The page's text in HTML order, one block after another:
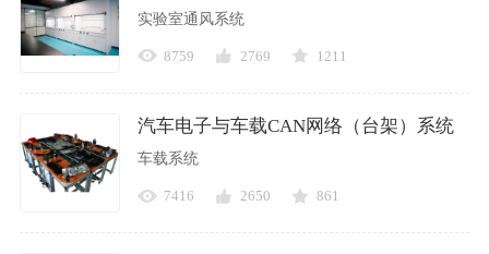
实验室通风系统
8759 2769 1211
汽车电子与车载CAN网络（台架）系统
车载系统
7416 2650 861